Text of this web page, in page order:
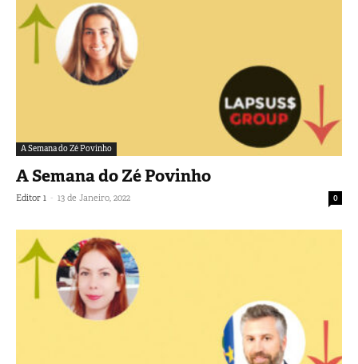
A Semana do Zé Povinho
A Semana do Zé Povinho
Editor 1 - 13 de Janeiro, 2022 0